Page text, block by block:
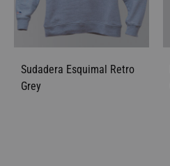
Sudadera Esquimal Retro
Grey